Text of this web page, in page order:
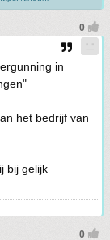
in
het bedrijf van
bij gelijk